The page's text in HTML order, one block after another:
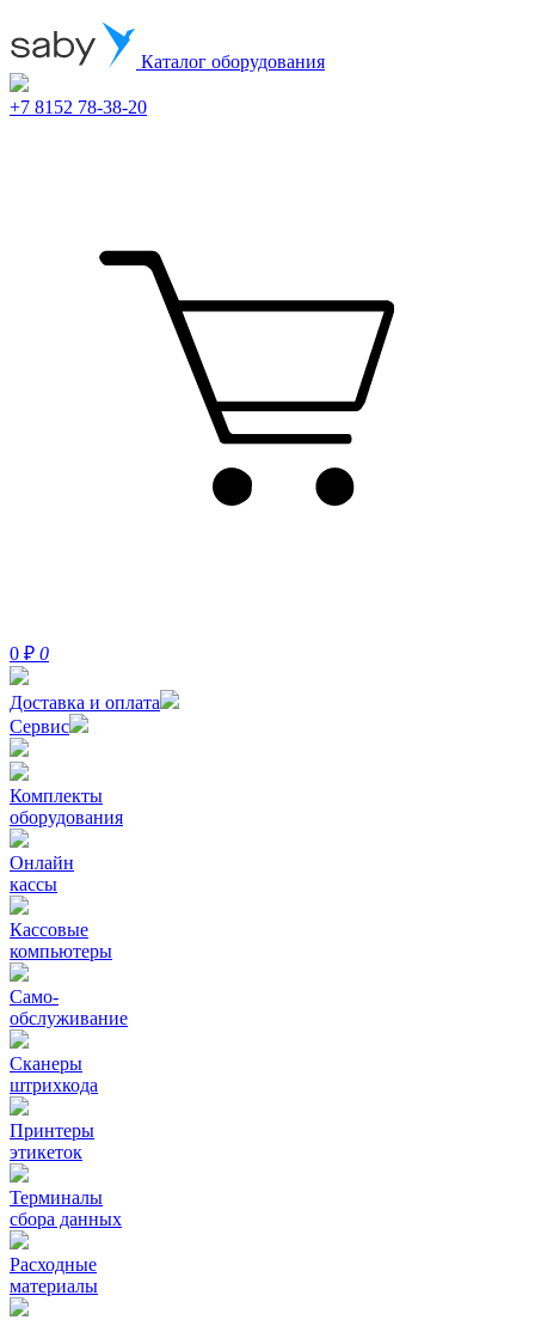
Каталог оборудования
+7 8152 78-38-20
0 ₽ 0
Доставка и оплата
Сервис
Комплекты
оборудования
Онлайн
кассы
Кассовые
компьютеры
Само-
обслуживание
Сканеры
штрихкода
Принтеры
этикеток
Терминалы
сбора данных
Расходные
материалы